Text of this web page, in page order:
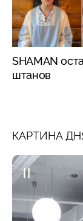
SHAMAN
штанов
КАРТИНА